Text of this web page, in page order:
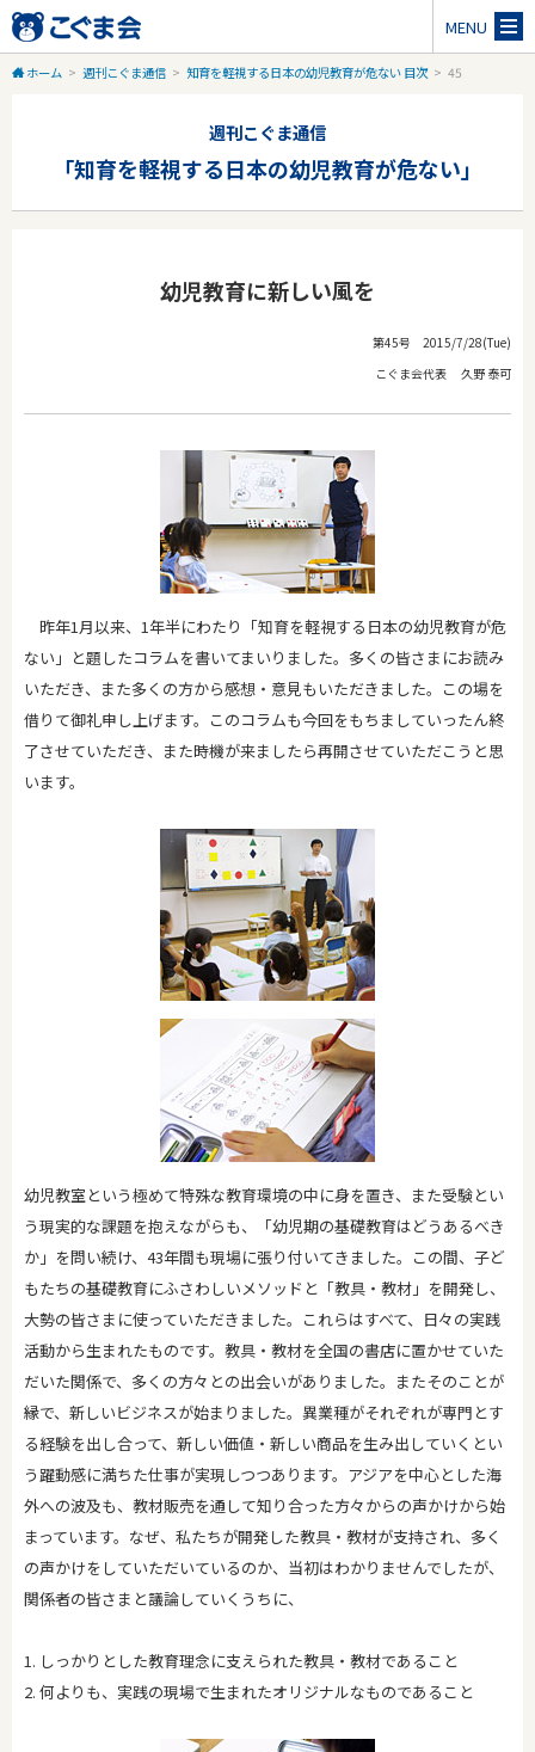
MENU
ホーム > 週刊こぐま通信 > 知育を軽視する日本の幼児教育が危ない 目次 > 45
週刊こぐま通信
「知育を軽視する日本の幼児教育が危ない」
幼児教育に新しい風を
第45号 2015/7/28(Tue)
こぐま会代表 久野 泰可
昨年1月以来、1年半にわたり「知育を軽視する日本の幼児教育が危
ない」と題したコラムを書いてまいりました。多くの皆さまにお読み
いただき、また多くの方から感想・意見もいただきました。この場を
借りて御礼申し上げます。このコラムも今回をもちましていったん終
了させていただき、また時機が来ましたら再開させていただこうと思
います。
幼児教室という極めて特殊な教育環境の中に身を置き、また受験とい
う現実的な課題を抱えながらも、「幼児期の基礎教育はどうあるべき
か」を問い続け、43年間も現場に張り付いてきました。この間、子ど
もたちの基礎教育にふさわしいメソッドと「教具・教材」を開発し、
大勢の皆さまに使っていただきました。これらはすべて、日々の実践
活動から生まれたものです。教具・教材を全国の書店に置かせていた
だいた関係で、多くの方々との出会いがありました。またそのことが
縁で、新しいビジネスが始まりました。異業種がそれぞれが専門とす
る経験を出し合って、新しい価値・新しい商品を生み出していくとい
う躍動感に満ちた仕事が実現しつつあります。アジアを中心とした海
外への波及も、教材販売を通して知り合った方々からの声かけから始
まっています。なぜ、私たちが開発した教具・教材が支持され、多く
の声かけをしていただいているのか、当初はわかりませんでしたが、
関係者の皆さまと議論していくうちに、
1. しっかりとした教育理念に支えられた教具・教材であること
2. 何よりも、実践の現場で生まれたオリジナルなものであること